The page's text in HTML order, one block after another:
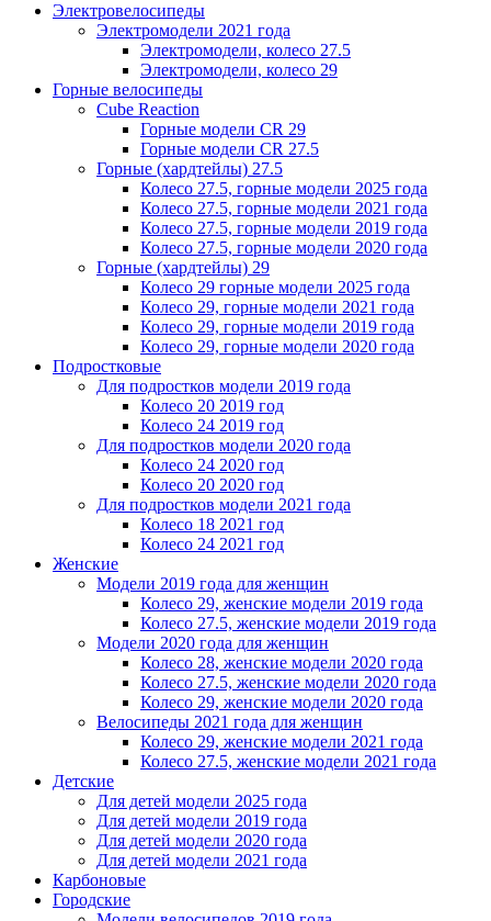
Электровелосипеды
Электромодели 2021 года
Электромодели, колесо 27.5
Электромодели, колесо 29
Горные велосипеды
Cube Reaction
Горные модели CR 29
Горные модели CR 27.5
Горные (хардтейлы) 27.5
Колесо 27.5, горные модели 2025 года
Колесо 27.5, горные модели 2021 года
Колесо 27.5, горные модели 2019 года
Колесо 27.5, горные модели 2020 года
Горные (хардтейлы) 29
Колесо 29 горные модели 2025 года
Колесо 29, горные модели 2021 года
Колесо 29, горные модели 2019 года
Колесо 29, горные модели 2020 года
Подростковые
Для подростков модели 2019 года
Колесо 20 2019 год
Колесо 24 2019 год
Для подростков модели 2020 года
Колесо 24 2020 год
Колесо 20 2020 год
Для подростков модели 2021 года
Колесо 18 2021 год
Колесо 24 2021 год
Женскиe
Модели 2019 года для женщин
Колесо 29, женские модели 2019 года
Колесо 27.5, женские модели 2019 года
Модели 2020 года для женщин
Колесо 28, женские модели 2020 года
Колесо 27.5, женские модели 2020 года
Колесо 29, женские модели 2020 года
Велосипеды 2021 года для женщин
Колесо 29, женские модели 2021 года
Колесо 27.5, женские модели 2021 года
Детские
Для детей модели 2025 года
Для детей модели 2019 года
Для детей модели 2020 года
Для детей модели 2021 года
Карбоновые
Городские